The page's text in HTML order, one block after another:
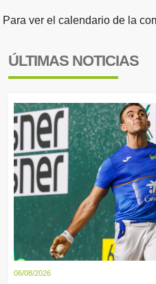
Para ver el calendario de la
ÚLTIMAS NOTICIAS
06/08/2026